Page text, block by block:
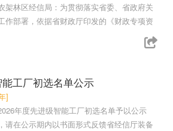
架林区经信局：为贯彻落实省委、省政府关
作部署，依据省财政厅印发的《财政专项资
工厂初选名单公示
]
年度先进级智能工厂初选名单予以公示
请在公示期内以书面形式反馈省经信厅装备